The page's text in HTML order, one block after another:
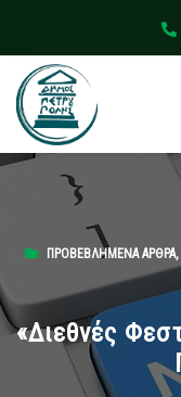
ΠΡΟΒΕΒΛΗΜΈΝΑ ΆΡΘΡΑ,
«Διεθνές